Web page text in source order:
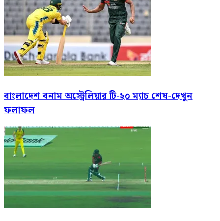
বাংলাদেশ বনাম অস্ট্রেলিয়ার টি-২০ ম্যাচ শেষ-দেখুন
ফলাফল